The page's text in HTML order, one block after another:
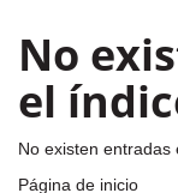
No
el
No existen entradas
Página de inicio